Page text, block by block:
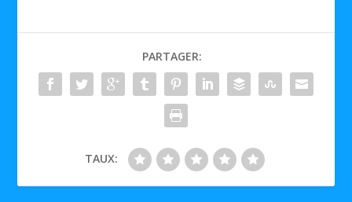
PARTAGER:
TAUX: